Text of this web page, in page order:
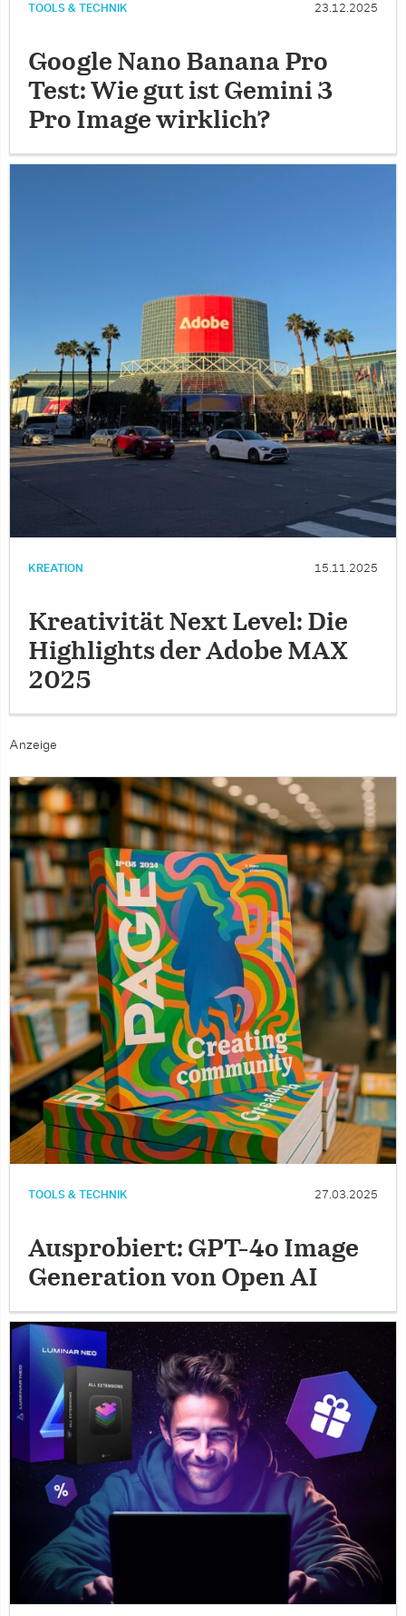
TOOLS & TECHNIK 23.12.2025
Google Nano Banana Pro
Test: Wie gut ist Gemini 3
Pro Image wirklich?
KREATION 15.11.2025
Kreativität Next Level: Die
Highlights der Adobe MAX
2025
Anzeige
TOOLS & TECHNIK 27.03.2025
Ausprobiert: GPT-4o Image
Generation von Open AI